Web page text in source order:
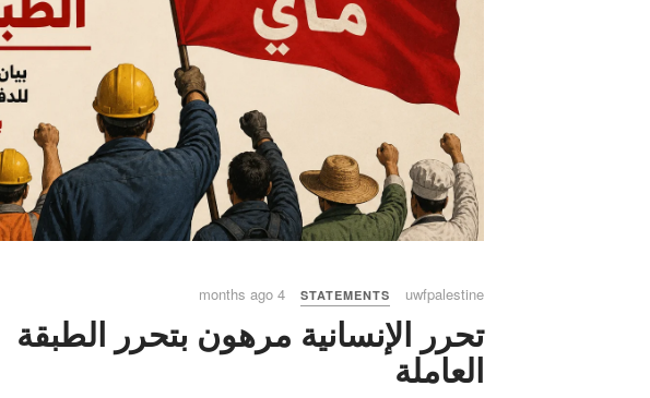
uwfpalestine
STATEMENTS
4 months ago
تحرر الإنسانية مرهون بتحرر الطبقة
العاملة